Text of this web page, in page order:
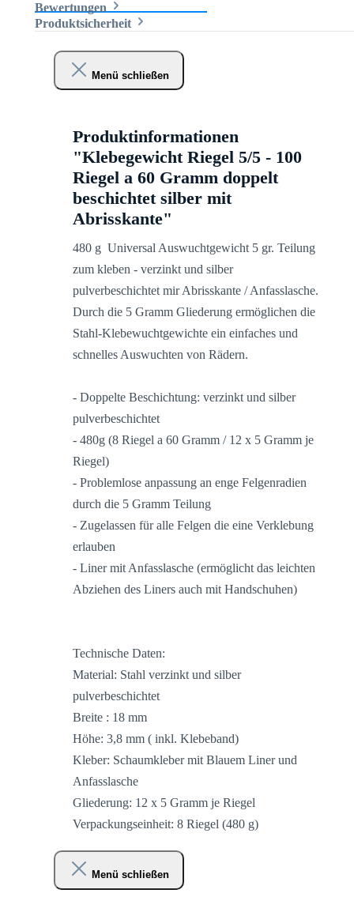
Bewertungen
Produktsicherheit
Menü schließen
Produktinformationen
"Klebegewicht Riegel 5/5 - 100
Riegel a 60 Gramm doppelt
beschichtet silber mit
Abrisskante"
480 g Universal Auswuchtgewicht 5 gr. Teilung
zum kleben - verzinkt und silber
pulverbeschichtet mir Abrisskante / Anfasslasche.
Durch die 5 Gramm Gliederung ermöglichen die
Stahl-Klebewuchtgewichte ein einfaches und
schnelles Auswuchten von Rädern.
- Doppelte Beschichtung: verzinkt und silber
pulverbeschichtet
- 480g (8 Riegel a 60 Gramm / 12 x 5 Gramm je
Riegel)
- Problemlose anpassung an enge Felgenradien
durch die 5 Gramm Teilung
- Zugelassen für alle Felgen die eine Verklebung
erlauben
- Liner mit Anfasslasche (ermöglicht das leichten
Abziehen des Liners auch mit Handschuhen)
Technische Daten:
Material: Stahl verzinkt und silber
pulverbeschichtet
Breite : 18 mm
Höhe: 3,8 mm ( inkl. Klebeband)
Kleber: Schaumkleber mit Blauem Liner und
Anfasslasche
Gliederung: 12 x 5 Gramm je Riegel
Verpackungseinheit: 8 Riegel (480 g)
Menü schließen